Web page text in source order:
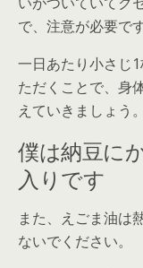
で、注意が必要です
一日あたり小さじ
ただくことで、身
えていきましょう。
僕は納豆に
入りです
また、えごま油は
ないでください。